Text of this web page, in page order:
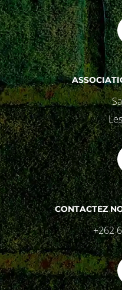
CONTACTEZ
+262